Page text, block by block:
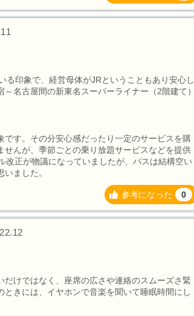
る印象で、経営母体がJRということもあり安心し
名古屋間の新東名スーパーライナー（2階建て）
す。その分安心感だったり一定のサービスを購
んが、季節ごとの乗り放題サービスなどを提供
改正が物議になっていましたが、バスは結構空い
ました。
参考になった 0
けではなく、座席の広さや連絡のスムーズさ緊
きには、イヤホンで音楽を聞いて睡眠時間にし